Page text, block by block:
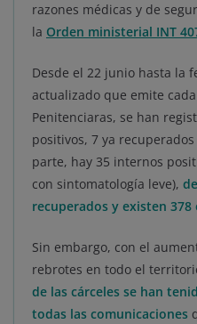
razones médicas y de
la Orden ministerial INT
Desde el 22 junio hasta la
actualizado que emite
Penitenciaras, se han
positivos, 7 ya
parte, hay 35 internos
con sintomatología leve),
recuperados y existen 378
Sin embargo, con el
rebrotes en todo el
de las cárceles se han
todas las comunicaciones